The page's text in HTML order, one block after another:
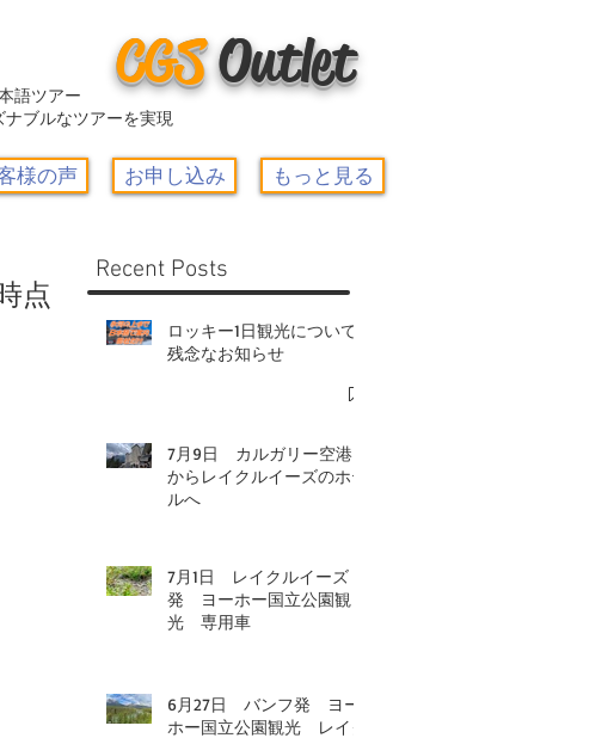
CGSOutlet
語ツアー
ブルなツアーを実現
様の声 お申し込み もっと見る
点
Recent Posts
ロッキー1日観光について-
残念なお知らせ
7月9日 カルガリー空港
からレイクルイーズのホテ
ルへ
7月1日 レイクルイーズ
発 ヨーホー国立公園観
光 専用車
6月27日 バンフ発 ヨー
ホー国立公園観光 レイク